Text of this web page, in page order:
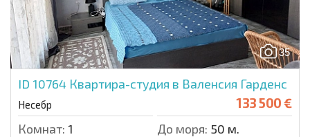
35
ID 10764 Квартира-студия в Валенсия Гарденс
Несебр 133 500 €
Комнат: 1 До моря: 50 м.